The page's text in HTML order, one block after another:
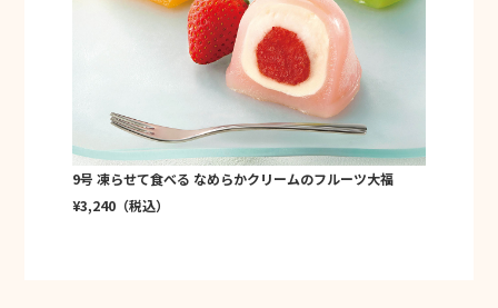
9号 凍らせて食べる なめらかクリームのフルーツ大福
¥3,240（税込）